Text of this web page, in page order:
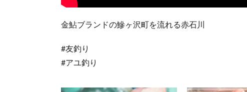
金鮎ブランドの鰺ヶ沢町を流れる赤石川
#友釣り
#アユ釣り